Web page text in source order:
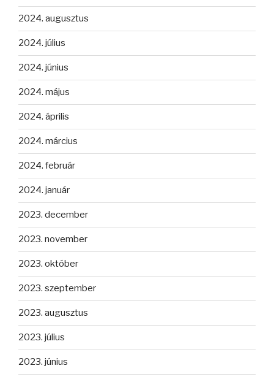
2024. augusztus
2024. július
2024. június
2024. május
2024. április
2024. március
2024. február
2024. január
2023. december
2023. november
2023. október
2023. szeptember
2023. augusztus
2023. július
2023. június